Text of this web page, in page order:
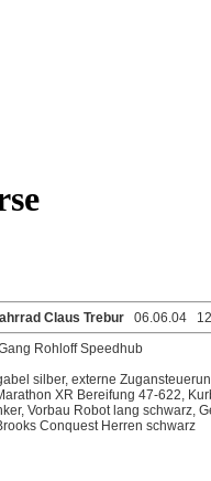
Claus Trebur 06.06.04
Rohloff Speedhub
silber, externe
XR Bereifung 47-622,
Vorbau Robot lang schwarz,
Conquest Herren schwarz